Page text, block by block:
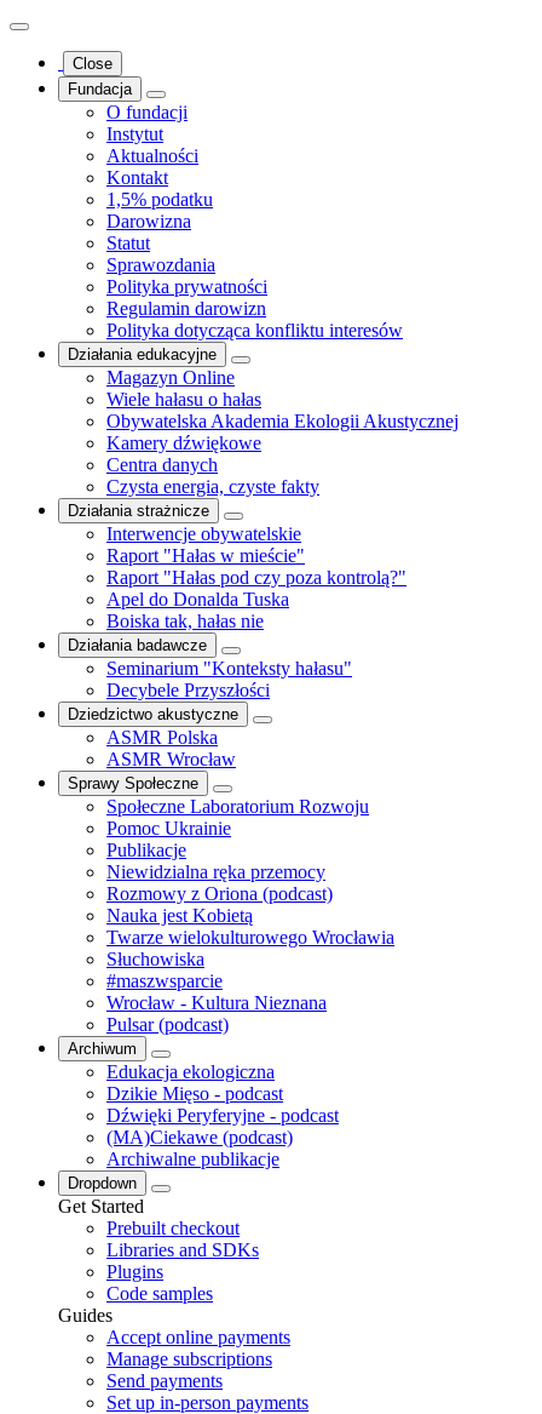
Close
Fundacja
O fundacji
Instytut
Aktualności
Kontakt
1,5% podatku
Darowizna
Statut
Sprawozdania
Polityka prywatności
Regulamin darowizn
Polityka dotycząca konfliktu interesów
Działania edukacyjne
Magazyn Online
Wiele hałasu o hałas
Obywatelska Akademia Ekologii Akustycznej
Kamery dźwiękowe
Centra danych
Czysta energia, czyste fakty
Działania strażnicze
Interwencje obywatelskie
Raport "Hałas w mieście"
Raport "Hałas pod czy poza kontrolą?"
Apel do Donalda Tuska
Boiska tak, hałas nie
Działania badawcze
Seminarium "Konteksty hałasu"
Decybele Przyszłości
Dziedzictwo akustyczne
ASMR Polska
ASMR Wrocław
Sprawy Społeczne
Społeczne Laboratorium Rozwoju
Pomoc Ukrainie
Publikacje
Niewidzialna ręka przemocy
Rozmowy z Oriona (podcast)
Nauka jest Kobietą
Twarze wielokulturowego Wrocławia
Słuchowiska
#maszwsparcie
Wrocław - Kultura Nieznana
Pulsar (podcast)
Archiwum
Edukacja ekologiczna
Dzikie Mięso - podcast
Dźwięki Peryferyjne - podcast
(MA)Ciekawe (podcast)
Archiwalne publikacje
Dropdown
Get Started
Prebuilt checkout
Libraries and SDKs
Plugins
Code samples
Guides
Accept online payments
Manage subscriptions
Send payments
Set up in-person payments